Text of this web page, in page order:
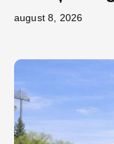
august 8, 2026